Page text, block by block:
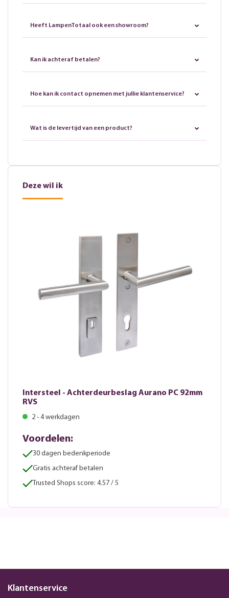
Heeft LampenTotaal ook een showroom?
Kan ik achteraf betalen?
Hoe kan ik contact opnemen met jullie klantenservice?
Wat is de levertijd van een product?
Deze wil ik
Intersteel - Achterdeurbeslag Aurano PC 92mm
RVS
2 - 4 werkdagen
Voordelen:
30 dagen bedenkperiode
Gratis achteraf betalen
Trusted Shops score: 4.57 / 5
Klantenservice